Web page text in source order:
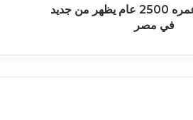
معبد شمسي عمره 2500 عام يظهر من جديد
في مصر